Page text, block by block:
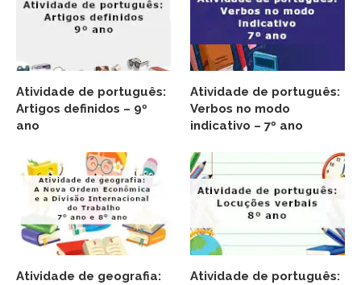
Atividade de português:
Artigos definidos – 9º
ano
Atividade de português:
Verbos no modo
indicativo – 7º ano
Atividade de geografia:
Atividade de português: